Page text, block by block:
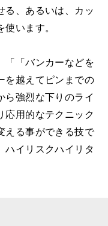
る、あるいは、カッ
います。
「「バンカーなどを
を越えてピンまでの
ら強烈な下りのライ
応用的なテクニック
える事ができる技で
ハイリスクハイリタ